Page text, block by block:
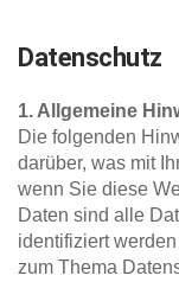
Datenschutz
1. Allgemeine
Die folgenden
darüber, was mit
wenn Sie diese
Daten sind alle
identifiziert
zum Thema